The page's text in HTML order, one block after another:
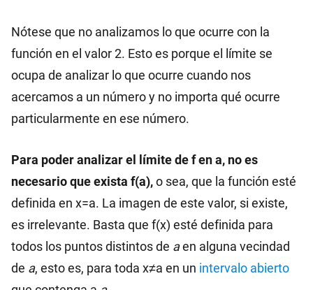
Nótese que no analizamos lo que ocurre con la
función en el valor 2. Esto es porque el límite se
ocupa de analizar lo que ocurre cuando nos
acercamos a un número y no importa qué ocurre
particularmente en ese número.
Para poder analizar el límite de f en a, no es
necesario que exista f(a),o sea, que la función esté
definida en x=a. La imagen de este valor, si existe,
es irrelevante. Basta que f(x) esté definida para
todos los puntos distintos de aen alguna vecindad
de a, esto es, para toda x≠a en un intervalo abierto